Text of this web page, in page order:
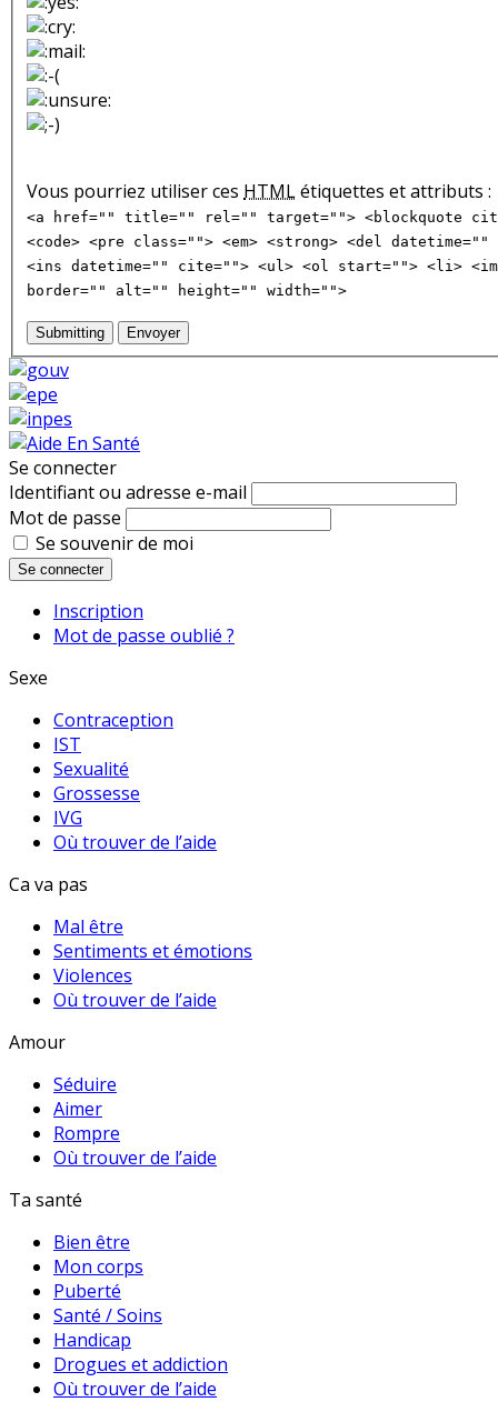
Vous pourriez utiliser ces HTMLétiquettes et attributs :
<a href="" title="" rel="" target=""> <blockquote
<code> <pre class=""> <em> <strong> <del
<ins datetime="" cite=""> <ul> <ol start=""> <li>
border="" alt="" height="" width="">
Submitting Envoyer
Se connecter
Identifiant ou adresse e-mail
Mot de passe
Se souvenir de moi
Se connecter
Inscription
Mot de passe oublié ?
Sexe
Contraception
IST
Sexualité
Grossesse
IVG
Où trouver de l’aide
Ca va pas
Mal être
Sentiments et émotions
Violences
Où trouver de l’aide
Amour
Séduire
Aimer
Rompre
Où trouver de l’aide
Ta santé
Bien être
Mon corps
Puberté
Santé / Soins
Handicap
Drogues et addiction
Où trouver de l’aide